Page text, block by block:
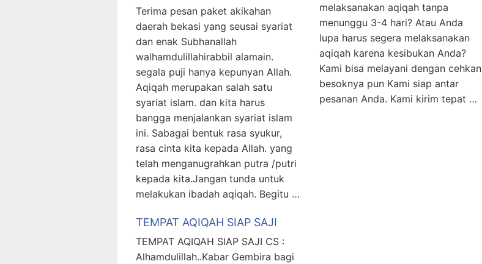
Terima pesan paket akikahan
daerah bekasi yang seusai syariat
dan enak Subhanallah
walhamdulillahirabbil alamain.
segala puji hanya kepunyan Allah.
Aqiqah merupakan salah satu
syariat islam. dan kita harus
bangga menjalankan syariat islam
ini. Sabagai bentuk rasa syukur,
rasa cinta kita kepada Allah. yang
telah menganugrahkan putra /putri
kepada kita.Jangan tunda untuk
melakukan ibadah aqiqah. Begitu …
melaksanakan aqiqah tanpa
menunggu 3-4 hari? Atau Anda
lupa harus segera melaksanakan
aqiqah karena kesibukan Anda?
Kami bisa melayani dengan cehkan
besoknya pun Kami siap antar
pesanan Anda. Kami kirim tepat …
TEMPAT AQIQAH SIAP SAJI
TEMPAT AQIQAH SIAP SAJI CS :
Alhamdulillah..Kabar Gembira bagi